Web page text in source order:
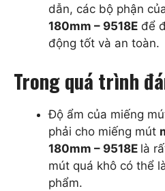
dẫn, các bộ phận
180mm – 9518E để
động tốt và an toàn.
Trong quá trình
Độ ẩm của miếng
phải cho miếng mút
180mm – 9518E là
mút quá khô có thể
phẩm.